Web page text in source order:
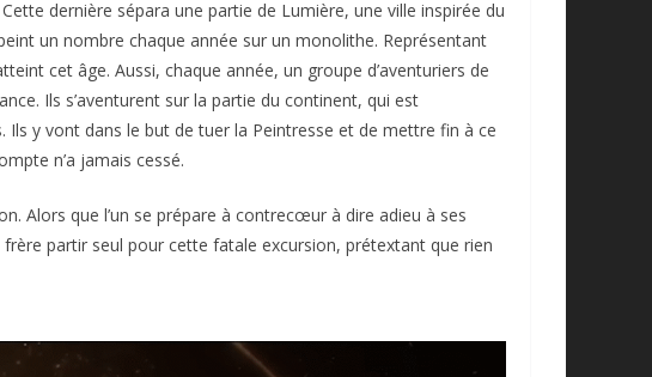
dernière sépara une partie de Lumière, une ville inspirée du
un nombre chaque année sur un monolithe. Représentant
cet âge. Aussi, chaque année, un groupe d’aventuriers de
Ils s’aventurent sur la partie du continent, qui est
y vont dans le but de tuer la Peintresse et de mettre fin à ce
n’a jamais cessé.
Alors que l’un se prépare à contrecœur à dire adieu à ses
frère partir seul pour cette fatale excursion, prétextant que rien